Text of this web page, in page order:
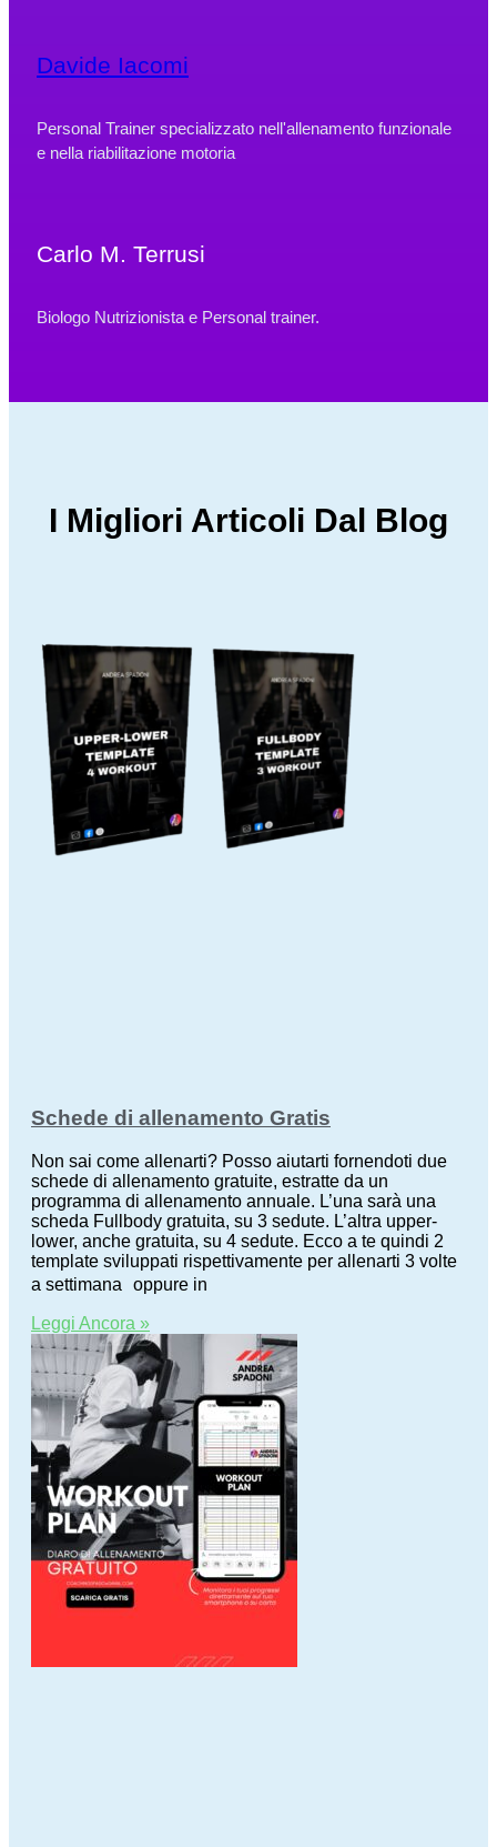
Davide Iacomi
Personal Trainer specializzato nell'allenamento funzionale
e nella riabilitazione motoria
Carlo M. Terrusi
Biologo Nutrizionista e Personal trainer.
I Migliori Articoli Dal Blog
Schede di allenamento Gratis
Non sai come allenarti? Posso aiutarti fornendoti due
schede di allenamento gratuite, estratte da un
programma di allenamento annuale. L’una sarà una
scheda Fullbody gratuita, su 3 sedute. L’altra upper-
lower, anche gratuita, su 4 sedute. Ecco a te quindi 2
template sviluppati rispettivamente per allenarti 3 volte
a settimana oppure in
Leggi Ancora »